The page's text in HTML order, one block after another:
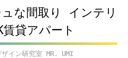
な間取り インテリ
貸アパート
ザイン研究室 MR. UMI